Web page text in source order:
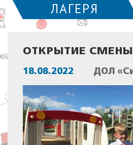
ЛАГЕРЯ
ОТКРЫТИЕ
18.08.2022 ДОЛ